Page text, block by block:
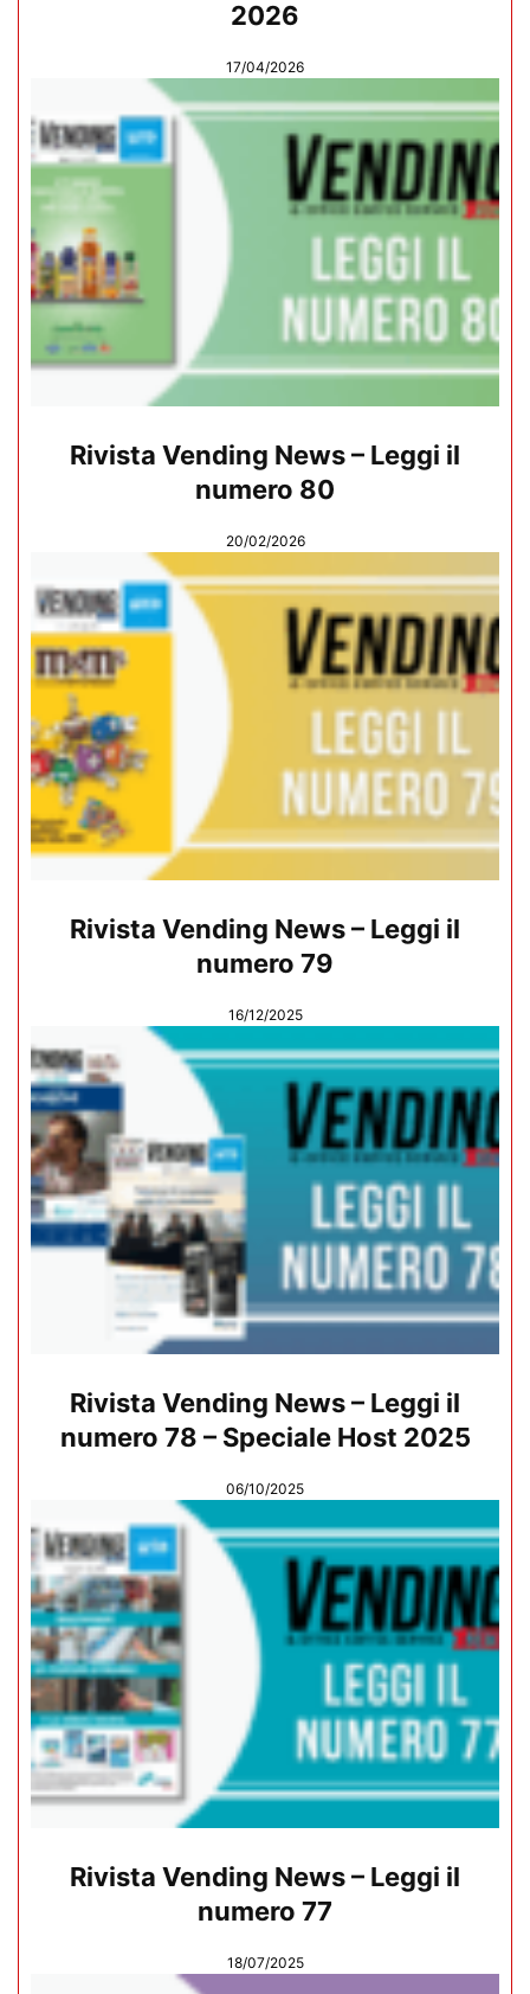
2026
17/04/2026
Rivista Vending News – Leggi il
numero 80
20/02/2026
Rivista Vending News – Leggi il
numero 79
16/12/2025
Rivista Vending News – Leggi il
numero 78 – Speciale Host 2025
06/10/2025
Rivista Vending News – Leggi il
numero 77
18/07/2025